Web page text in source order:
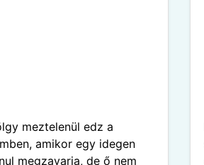
meztelenül edz a
amikor egy idegen
megzavarja, de ő nem